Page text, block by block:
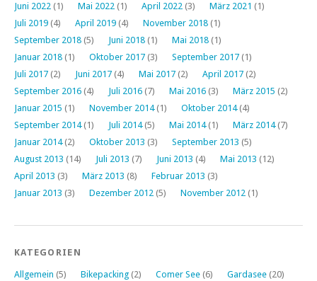
Juni 2022 (1) Mai 2022 (1) April 2022 (3) März 2021 (1)
Juli 2019 (4) April 2019 (4) November 2018 (1)
September 2018 (5) Juni 2018 (1) Mai 2018 (1)
Januar 2018 (1) Oktober 2017 (3) September 2017 (1)
Juli 2017 (2) Juni 2017 (4) Mai 2017 (2) April 2017 (2)
September 2016 (4) Juli 2016 (7) Mai 2016 (3) März 2015 (2)
Januar 2015 (1) November 2014(1) Oktober 2014(4)
September 2014(1) Juli 2014(5) Mai 2014(1) März 2014(7)
Januar 2014(2) Oktober 2013 (3) September 2013 (5)
August 2013 (14) Juli 2013 (7) Juni 2013 (4) Mai 2013 (12)
April 2013 (3) März 2013 (8) Februar 2013 (3)
Januar 2013 (3) Dezember 2012 (5) November 2012 (1)
KATEGORIEN
Allgemein (5) Bikepacking (2) Comer See (6) Gardasee (20)